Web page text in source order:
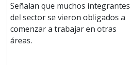
Señalan que muchos integrantes
del sector se vieron obligados a
comenzar a trabajar en otras
áreas.